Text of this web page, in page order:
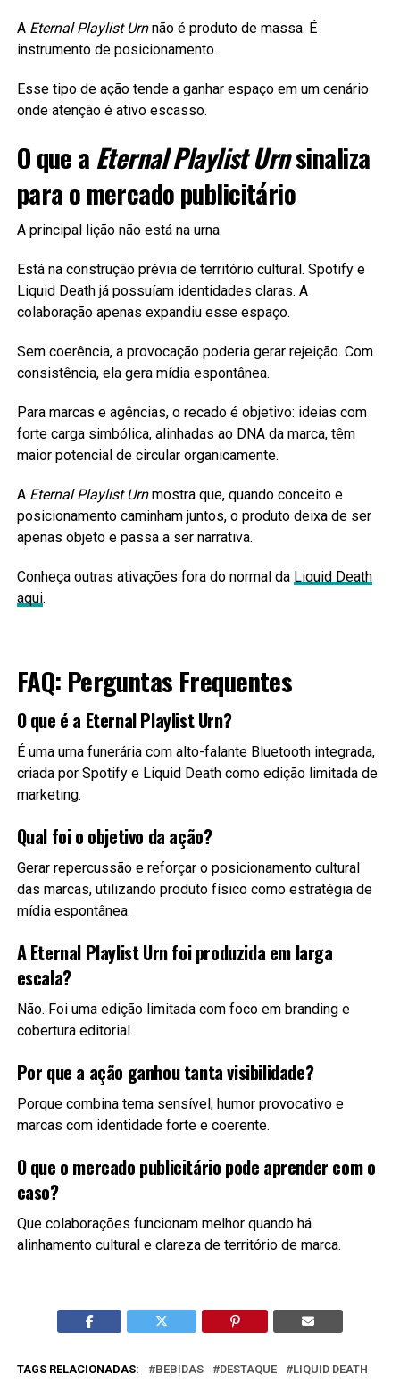
A Eternal Playlist Urnnão é produto de massa. É
instrumento de posicionamento.
Esse tipo de ação tende a ganhar espaço em um cenário
onde atenção é ativo escasso.
O que a Eternal Playlist Urnsinaliza
para o mercado publicitário
A principal lição não está na urna.
Está na construção prévia de território cultural. Spotify e
Liquid Death já possuíam identidades claras. A
colaboração apenas expandiu esse espaço.
Sem coerência, a provocação poderia gerar rejeição. Com
consistência, ela gera mídia espontânea.
Para marcas e agências, o recado é objetivo: ideias com
forte carga simbólica, alinhadas ao DNA da marca, têm
maior potencial de circular organicamente.
A Eternal Playlist Urnmostra que, quando conceito e
posicionamento caminham juntos, o produto deixa de ser
apenas objeto e passa a ser narrativa.
Conheça outras ativações fora do normal da Liquid Death
aqui.
FAQ: Perguntas Frequentes
O que é a Eternal Playlist Urn?
É uma urna funerária com alto-falante Bluetooth integrada,
criada por Spotify e Liquid Death como edição limitada de
marketing.
Qual foi o objetivo da ação?
Gerar repercussão e reforçar o posicionamento cultural
das marcas, utilizando produto físico como estratégia de
mídia espontânea.
A Eternal Playlist Urn foi produzida em larga
escala?
Não. Foi uma edição limitada com foco em branding e
cobertura editorial.
Por que a ação ganhou tanta visibilidade?
Porque combina tema sensível, humor provocativo e
marcas com identidade forte e coerente.
O que o mercado publicitário pode aprender com o
caso?
Que colaborações funcionam melhor quando há
alinhamento cultural e clareza de território de marca.
TAGS RELACIONADAS: BEBIDAS DESTAQUE LIQUID DEATH